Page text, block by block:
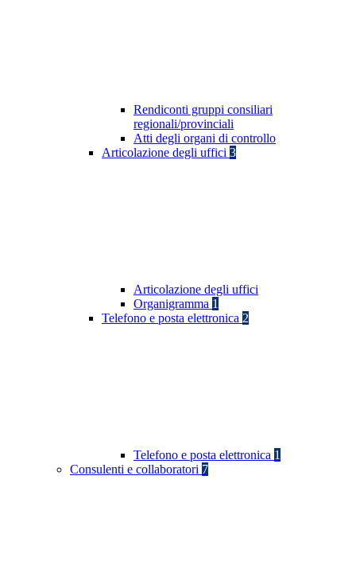
Rendiconti gruppi consiliari
regionali/provinciali
Atti degli organi di controllo
Articolazione degli uffici 3
Articolazione degli uffici
Organigramma 1
Telefono e posta elettronica 2
Telefono e posta elettronica 1
Consulenti e collaboratori 7